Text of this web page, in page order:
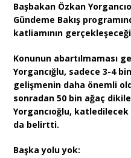
Başbakan Özkan
Gündeme Bakış
katliamının
Konunun abartılmaması
Yorgancığlu, sadece 3-4
gelişmenin daha önemli
sonradan 50 bin ağaç
Yorgancıoğlu, katledilecek
da belirtti.
Başka yolu yok: